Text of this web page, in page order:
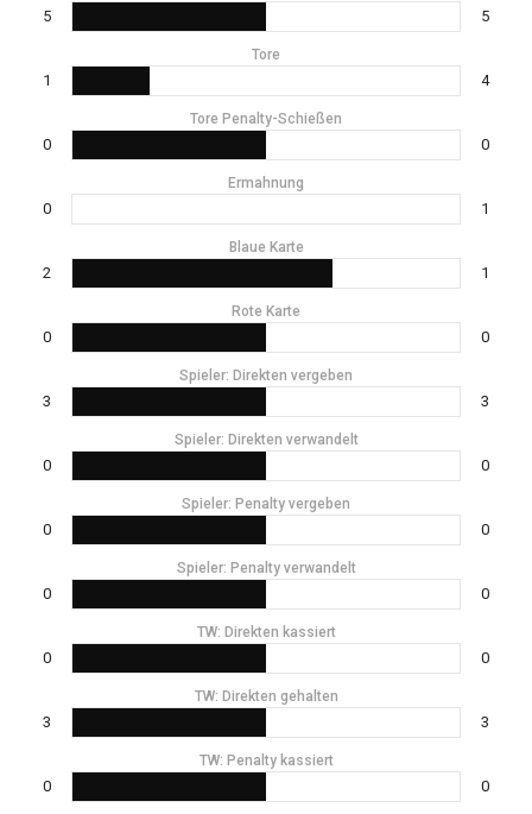
5 5
Tore
1 4
Tore Penalty-Schießen
0 0
Ermahnung
0 1
Blaue Karte
2 1
Rote Karte
0 0
Spieler: Direkten vergeben
3 3
Spieler: Direkten verwandelt
0 0
Spieler: Penalty vergeben
0 0
Spieler: Penalty verwandelt
0 0
TW: Direkten kassiert
0 0
TW: Direkten gehalten
3 3
TW: Penalty kassiert
0 0